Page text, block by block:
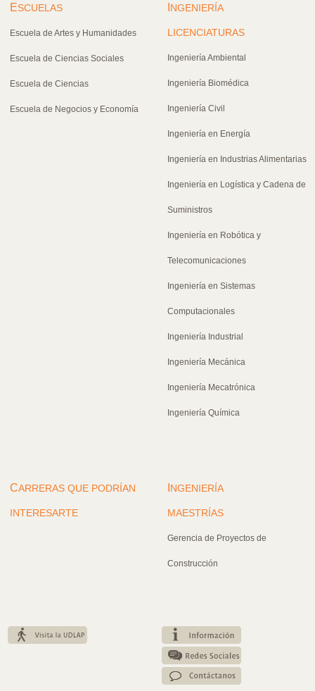
ESCUELAS
Escuela de Artes y Humanidades
Escuela de Ciencias Sociales
Escuela de Ciencias
Escuela de Negocios y Economía
NGENIERÍA
LICENCIATURAS
Ingeniería Ambiental
Ingeniería Biomédica
Ingeniería Civil
Ingeniería en Energía
Ingeniería en Industrias Alimentarias
Ingeniería en Logística y Cadena de
Suministros
Ingeniería en Robótica y
Telecomunicaciones
Ingeniería en Sistemas
Computacionales
Ingeniería Industrial
Ingeniería Mecánica
Ingeniería Mecatrónica
Ingeniería Química
CARRERAS QUE PODRÍAN
INTERESARTE
NGENIERÍA
MAESTRÍAS
Gerencia de Proyectos de
Construcción